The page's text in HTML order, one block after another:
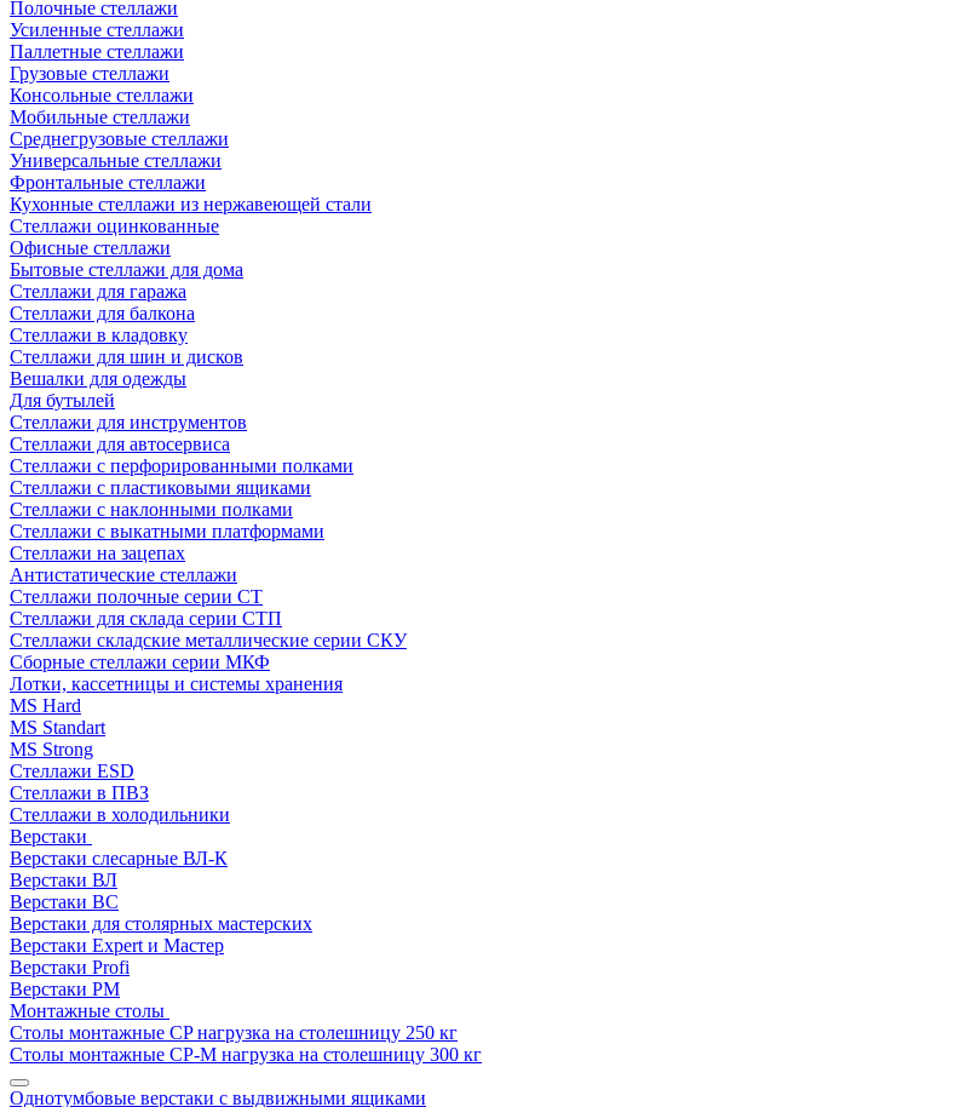
Полочные стеллажи
Усиленные стеллажи
Паллетные стеллажи
Грузовые стеллажи
Консольные стеллажи
Мобильные стеллажи
Среднегрузовые стеллажи
Универсальные стеллажи
Фронтальные стеллажи
Кухонные стеллажи из нержавеющей стали
Стеллажи оцинкованные
Офисные стеллажи
Бытовые стеллажи для дома
Стеллажи для гаража
Стеллажи для балкона
Стеллажи в кладовку
Стеллажи для шин и дисков
Вешалки для одежды
Для бутылей
Стеллажи для инструментов
Стеллажи для автосервиса
Стеллажи с перфорированными полками
Стеллажи с пластиковыми ящиками
Стеллажи с наклонными полками
Стеллажи с выкатными платформами
Стеллажи на зацепах
Антистатические стеллажи
Стеллажи полочные серии СТ
Стеллажи для склада серии СТП
Стеллажи складские металлические серии СКУ
Сборные стеллажи серии МКФ
Лотки, кассетницы и системы хранения
MS Hard
MS Standart
MS Strong
Стеллажи ESD
Стеллажи в ПВЗ
Стеллажи в холодильники
Верстаки
Верстаки слесарные ВЛ-К
Верстаки ВЛ
Верстаки ВС
Верстаки для столярных мастерских
Верстаки Expert и Мастер
Верстаки Profi
Верстаки РМ
Монтажные столы
Столы монтажные СP нагрузка на столешницу 250 кг
Столы монтажные СР-М нагрузка на столешницу 300 кг
Однотумбовые верстаки с выдвижными ящиками